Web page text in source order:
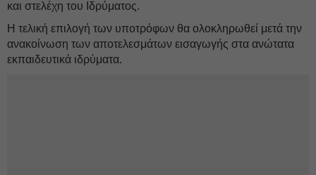
και στελέχη του Ιδρύματος.
Η τελική επιλογή των υποτρόφων θα ολοκληρωθεί μετά την
ανακοίνωση των αποτελεσμάτων εισαγωγής στα ανώτατα
εκπαιδευτικά ιδρύματα.